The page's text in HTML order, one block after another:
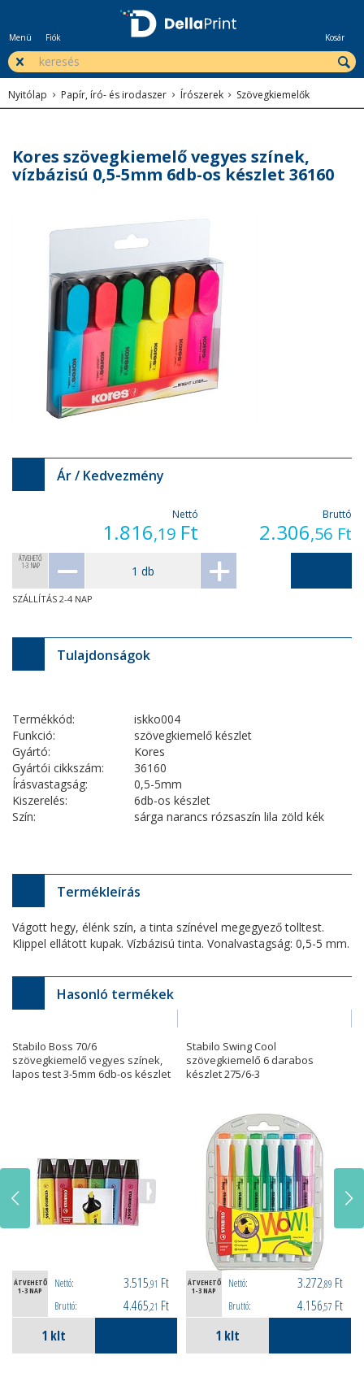
Menü Fiók Kosár
Nyitólap Papír, író- és irodaszer Írószerek Szövegkiemelők
Kores szövegkiemelő vegyes színek,
vízbázisú 0,5-5mm 6db-os készlet 36160
Ár / Kedvezmény
Nettó
1.816,19 Ft
Bruttó
2.306,56 Ft
ÁTVEHETŐ
1-3 NAP
SZÁLLÍTÁS 2-4 NAP
Tulajdonságok
Termékkód:
iskko004
Funkció:
szövegkiemelő készlet
Gyártó:
Kores
Gyártói cikkszám:
36160
Írásvastagság:
0,5-5mm
Kiszerelés:
6db-os készlet
Szín:
sárga narancs rózsaszín lila zöld kék
Termékleírás
Vágott hegy, élénk szín, a tinta színével megegyező tolltest.
Klippel ellátott kupak. Vízbázisú tinta. Vonalvastagság: 0,5-5 mm.
Hasonló termékek
Stabilo Boss 70/6
szövegkiemelő vegyes színek,
lapos test 3-5mm 6db-os készlet
ÁTVEHETŐ
1-3 NAP
Nettó: 3.515,91 Ft
Bruttó: 4.465,21 Ft
Stabilo Swing Cool
szövegkiemelő 6 darabos
készlet 275/6-3
ÁTVEHETŐ
1-3 NAP
Nettó: 3.272,89 Ft
Bruttó: 4.156,57 Ft